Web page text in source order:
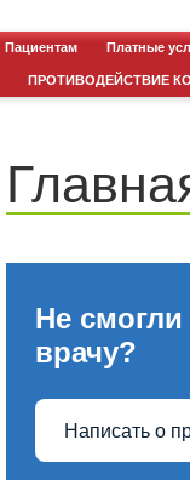
Пациентам Платные
ПРОТИВОДЕЙСТВИЕ
Не смогли
врачу?
Написать о